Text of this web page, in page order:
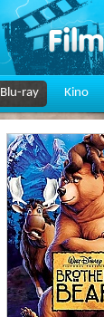
Blu-ray Kino